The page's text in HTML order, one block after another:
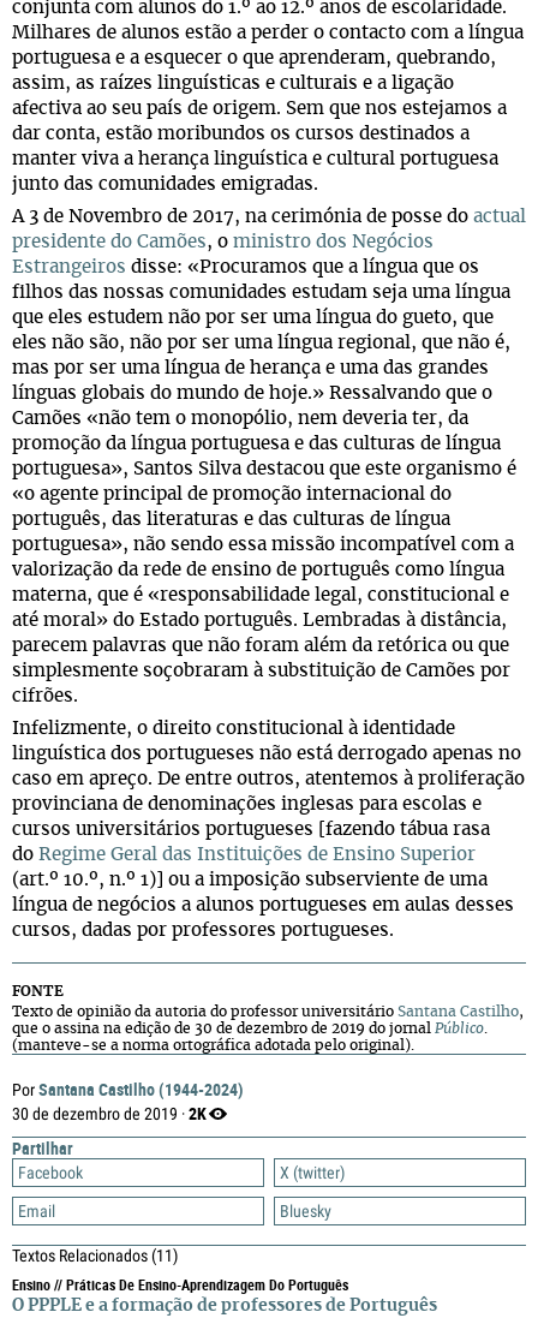
PorSantana Castilho (1944-2024)
30 de dezembro de 2019 ·2K
Partilhar
Facebook
X (twitter)
Email
Bluesky
Textos Relacionados(11)
Ensino // Práticas De Ensino-Aprendizagem Do Português
O PPPLE e a formação de professores de Português
conjunta com alunos do 1.º ao 12.º anos de escolaridade.
Milhares de alunos estão a perder o contacto com a língua
portuguesa e a esquecer o que aprenderam, quebrando,
assim, as raízes linguísticas e culturais e a ligação
afectiva ao seu país de origem. Sem que nos estejamos a
dar conta, estão moribundos os cursos destinados a
manter viva a herança linguística e cultural portuguesa
junto das comunidades emigradas.
A 3 de Novembro de 2017, na cerimónia de posse do actual
presidente do Camões, o ministro dos Negócios
Estrangeiros disse: «Procuramos que a língua que os
filhos das nossas comunidades estudam seja uma língua
que eles estudem não por ser uma língua do gueto, que
eles não são, não por ser uma língua regional, que não é,
mas por ser uma língua de herança e uma das grandes
línguas globais do mundo de hoje.» Ressalvando que o
Camões «não tem o monopólio, nem deveria ter, da
promoção da língua portuguesa e das culturas de língua
portuguesa», Santos Silva destacou que este organismo é
«o agente principal de promoção internacional do
português, das literaturas e das culturas de língua
portuguesa», não sendo essa missão incompatível com a
valorização da rede de ensino de português como língua
materna, que é «responsabilidade legal, constitucional e
até moral» do Estado português. Lembradas à distância,
parecem palavras que não foram além da retórica ou que
simplesmente soçobraram à substituição de Camões por
cifrões.
Infelizmente, o direito constitucional à identidade
linguística dos portugueses não está derrogado apenas no
caso em apreço. De entre outros, atentemos à proliferação
provinciana de denominações inglesas para escolas e
cursos universitários portugueses [fazendo tábua rasa
do Regime Geral das Instituições de Ensino Superior
(art.º 10.º, n.º 1)] ou a imposição subserviente de uma
língua de negócios a alunos portugueses em aulas desses
cursos, dadas por professores portugueses.
FONTE
Texto de opinião da autoria do professor universitário Santana Castilho,
que o assina na edição de 30 de dezembro de 2019 do jornal Público
(manteve-se a norma ortográfica adotada pelo original).